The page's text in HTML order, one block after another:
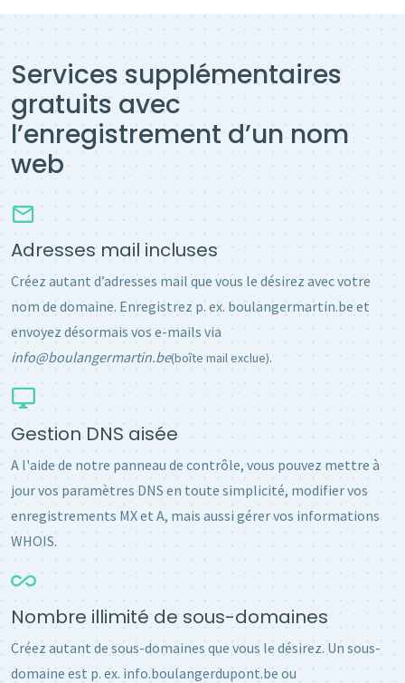
Services supplémentaires
gratuits avec
l’enregistrement d’un nom
web
Adresses mail incluses
Créez autant d’adresses mail que vous le désirez avec votre
nom de domaine. Enregistrez p. ex. boulangermartin.be et
envoyez désormais vos e-mails via
info@boulangermartin.be(boîte mail exclue).
Gestion DNS aisée
A l'aide de notre panneau de contrôle, vous pouvez mettre à
jour vos paramètres DNS en toute simplicité, modifier vos
enregistrements MX et A, mais aussi gérer vos informations
WHOIS.
Nombre illimité de sous-domaines
Créez autant de sous-domaines que vous le désirez. Un sous-
domaine est p. ex. info.boulangerdupont.be ou